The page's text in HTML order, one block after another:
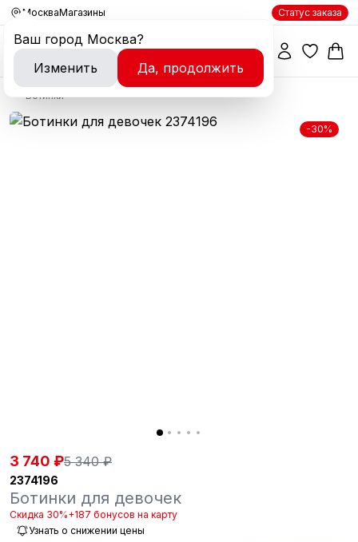
Москва
Ваш город Москва?
Изменить
Да, продолжить
Магазины Статус заказа
Ботинки
-30%
3 740 ₽5 340 ₽
2374196
Ботинки для девочек
Скидка 30%+187 бонусов на карту
Узнать о снижении цены